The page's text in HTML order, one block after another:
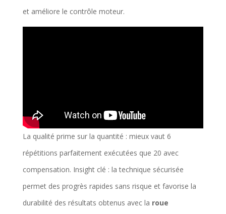
et améliore le contrôle moteur.
La qualité prime sur la quantité : mieux vaut 6
répétitions parfaitement exécutées que 20 avec
compensation. Insight clé : la technique sécurisée
permet des progrès rapides sans risque et favorise la
durabilité des résultats obtenus avec la roue